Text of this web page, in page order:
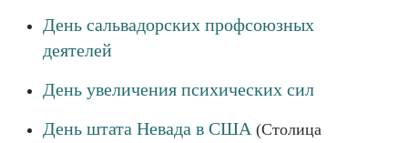
День сальвадорских профсоюзных
деятелей
День увеличения психических сил
День штата Невада в США(Столица